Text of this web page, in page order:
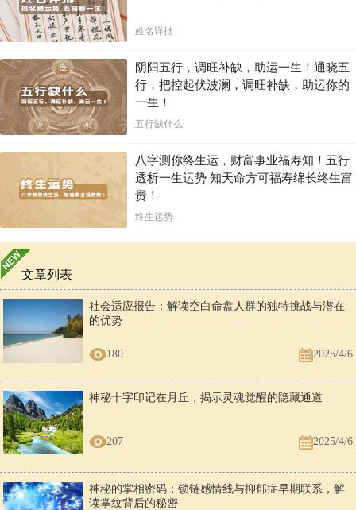
姓名详批
阴阳五行，调旺补缺，助运一生！通晓五
行，把控起伏波澜，调旺补缺，助运你的
一生！
五行缺什么
八字测你终生运，财富事业福寿知！五行
透析一生运势 知天命方可福寿绵长终生富
贵！
终生运势
文章列表
社会适应报告：解读空白命盘人群的独特挑战与潜在
的优势
180 2025/4/6
神秘十字印记在月丘，揭示灵魂觉醒的隐藏通道
207 2025/4/6
神秘的掌相密码：锁链感情线与抑郁症早期联系，解
读掌纹背后的秘密